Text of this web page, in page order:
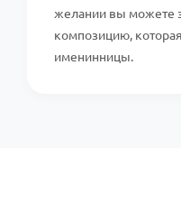
желании вы можете
композицию,
именинницы.